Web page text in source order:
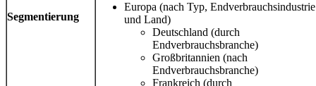
Segmentierung
Europa (nach Typ, Endverbrauchsindustrie
und Land)
Deutschland (durch
Endverbrauchsbranche)
Großbritannien (nach
Endverbrauchsbranche)
Frankreich (durch